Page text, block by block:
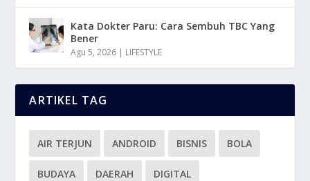
Kata Dokter Paru: Cara Sembuh TBC Yang
Bener
Agu 5, 2026 | LIFESTYLE
ARTIKEL TAG
AIR TERJUN ANDROID BISNIS BOLA
BUDAYA DAERAH DIGITAL